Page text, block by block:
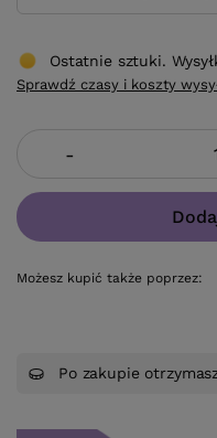
-
Możesz kupić także poprzez:
Ostatnie sztuki.
Sprawdź czasy i koszty
Po zakupie